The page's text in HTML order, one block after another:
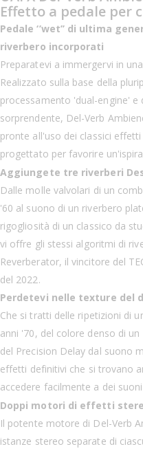
Effetto a pedale per
Pedale ‘’wet’’ di ultima
riverbero incorporati
Preparatevi a immergervi in
Realizzato sulla base della
processamento 'dual-engine'
sorprendente, Del-Verb
pronte all'uso dei classici
progettato per favorire
Aggiungete tre riverberi
Dalle molle valvolari di un
'60 al suono di un riverbero
rigogliosità di un classico da
vi offre gli stessi algoritmi di
Reverberator, il vincitore del
del 2022.
Perdetevi nelle texture del
Che si tratti delle ripetizioni di
anni '70, del colore denso di
del Precision Delay dal suono
effetti definitivi che si trovano
accedere facilmente a dei
Doppi motori di effetti
Il potente motore di Del-Verb
istanze stereo separate di